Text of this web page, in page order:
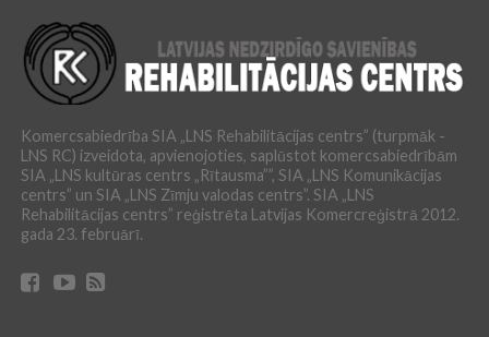
Komercsabiedrība SIA „LNS Rehabilitācijas centrs” (turpmāk -
LNS RC) izveidota, apvienojoties, saplūstot komercsabiedrībām
SIA „LNS kultūras centrs „Rītausma””, SIA „LNS Komunikācijas
centrs” un SIA „LNS Zīmju valodas centrs”. SIA „LNS
Rehabilitācijas centrs” reģistrēta Latvijas Komercreģistrā 2012.
gada 23. februārī.